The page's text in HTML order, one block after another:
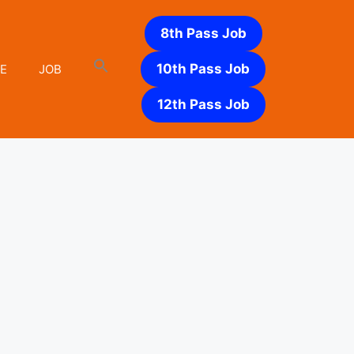
JOB
8th Pass Job
10th Pass Job
12th Pass Job